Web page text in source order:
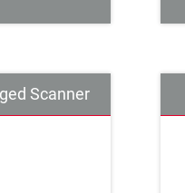
Scanner